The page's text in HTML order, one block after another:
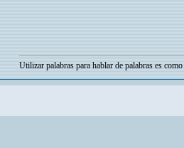
Utilizar palabras para hablar de palabras es